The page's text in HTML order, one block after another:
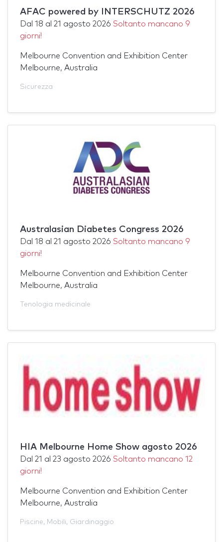
AFAC powered by INTERSCHUTZ 2026
Dal 18 al 21 agosto 2026 Soltanto mancano 9
giorni!
Melbourne Convention and Exhibition Center
Melbourne, Australia
Sicurezza
Australasian Diabetes Congress 2026
Dal 18 al 21 agosto 2026 Soltanto mancano 9
giorni!
Melbourne Convention and Exhibition Center
Melbourne, Australia
Tenologia medicinale
HIA Melbourne Home Show agosto 2026
Dal 21 al 23 agosto 2026 Soltanto mancano 12
giorni!
Melbourne Convention and Exhibition Center
Melbourne, Australia
Piscine, Mobili, Giardinaggio